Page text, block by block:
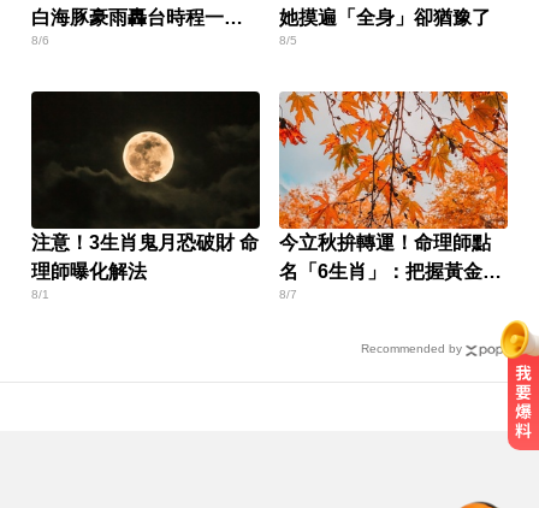
白海豚豪雨轟台時程一次
看
8/6
她摸遍「全身」卻猶豫了
8/5
注意！3生肖鬼月恐破財 命
理師曝化解法
8/1
今立秋拚轉運！命理師點
名「6生肖」：把握黃金7
天
8/7
Recommended by